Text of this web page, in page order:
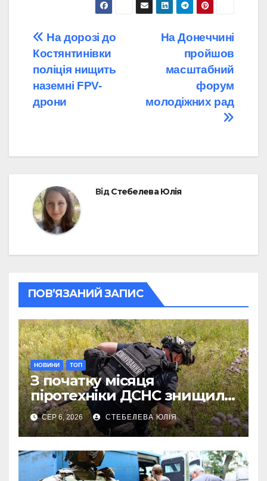
Навігація
записів
На Донеччині
пройшов
масштабний
форум
молодіжних рад
На дорозі до
Костянтинівки
поліція нищить
наземні FPV-
дрони
ВідСтебелева Юлія
ПОВ’ЯЗАНИЙ ЗАПИС
НОВИНИ ТОП
З початку місяця
піротехніки ДСНС знищили
18 вибухонебезпечних
предметів
СЕР 6, 2026 СТЕБЕЛЕВА ЮЛІЯ